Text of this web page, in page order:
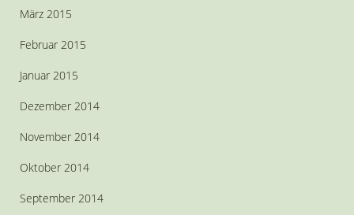
März 2015
Februar 2015
Januar 2015
Dezember 2014
November 2014
Oktober 2014
September 2014